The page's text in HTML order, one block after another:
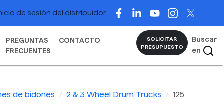
de sesión del distribuidor
PREGUNTAS
FRECUENTES
CONTACTO
SOLICITAR
PRESUPUESTO
Buscar
en
de bidones 2 & 3 Wheel Drum Trucks 125